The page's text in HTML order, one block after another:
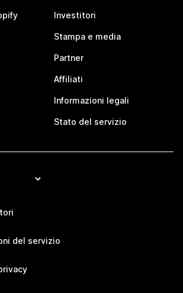
Investitori
Stampa e media
Partner
Affiliati
Informazioni legali
Stato del servizio
del servizio